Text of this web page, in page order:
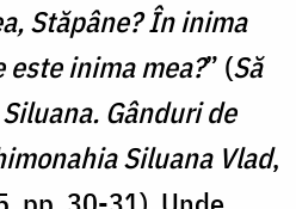
Stăpâne? În inima
este inima mea?” (Să
Gânduri de
Siluana Vlad,